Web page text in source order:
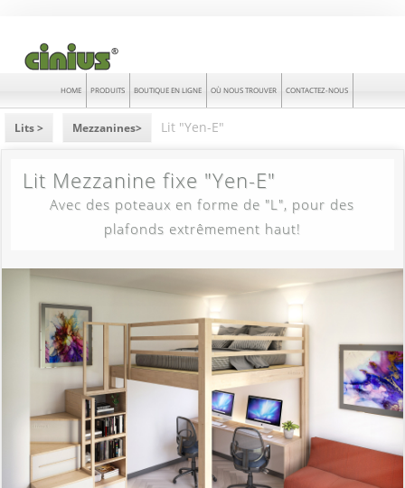
HOME PRODUITS BOUTIQUE EN LIGNE OÙ NOUS TROUVER CONTACTEZ-NOUS
Lits > Mezzanines> Lit "Yen-E"
Lit Mezzanine fixe "Yen-E"
Avec des poteaux en forme de "L", pour des
plafonds extrêmement haut!